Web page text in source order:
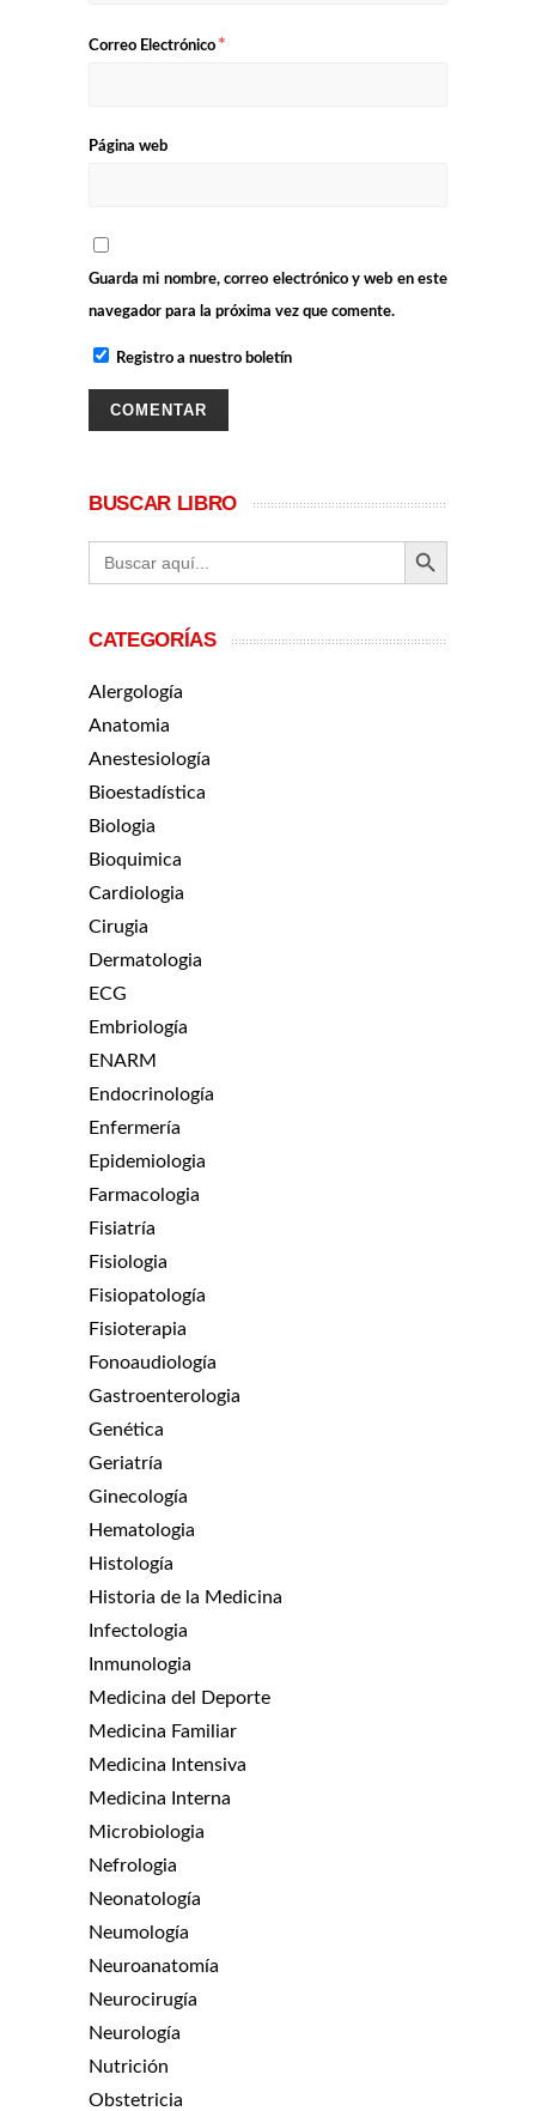
Correo Electrónico *
Página web
Guarda mi nombre, correo electrónico y web en este
navegador para la próxima vez que comente.
Registro a nuestro boletín
BUSCAR LIBRO
BOTÓN DE
CATEGORÍAS
Alergología
Anatomia
Anestesiología
Bioestadística
Biologia
Bioquimica
Cardiologia
Cirugia
Dermatologia
ECG
Embriología
ENARM
Endocrinología
Enfermería
Epidemiologia
Farmacologia
Fisiatría
Fisiologia
Fisiopatología
Fisioterapia
Fonoaudiología
Gastroenterologia
Genética
Geriatría
Ginecología
Hematologia
Histología
Historia de la Medicina
Infectologia
Inmunologia
Medicina del Deporte
Medicina Familiar
Medicina Intensiva
Medicina Interna
Microbiologia
Nefrologia
Neonatología
Neumología
Neuroanatomía
Neurocirugía
Neurología
Nutrición
Obstetricia